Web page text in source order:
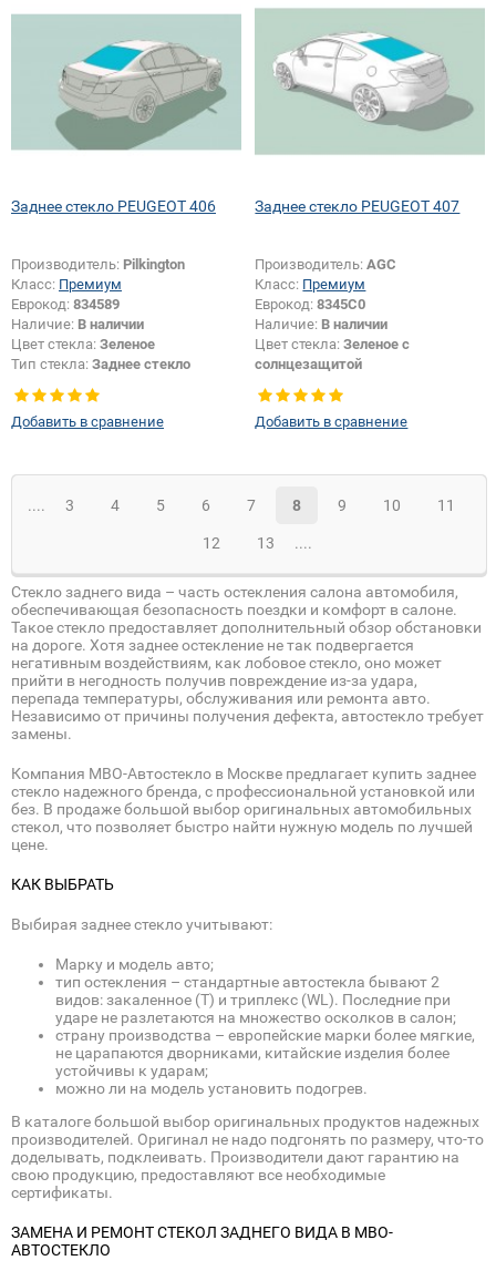
Заднее стекло PEUGEOT 406
Производитель: Pilkington
Класс: Премиум
Еврокод: 834589
Наличие: В наличии
Цвет стекла: Зеленое
Тип стекла: Заднее стекло
Добавить в сравнение
Заднее стекло PEUGEOT 407
Производитель:AGC
Класс: Премиум
Еврокод:8345C0
Наличие: В наличии
Цвет стекла:Зеленое с
солнцезащитой
Тип стекла:Заднее стекло
Добавить в сравнение
.... 3 4 5 6 7 8 9 10 11
12 13 ....
Стекло заднего вида – часть остекления салона автомобиля,
обеспечивающая безопасность поездки и комфорт в салоне.
Такое стекло предоставляет дополнительный обзор обстановки
на дороге. Хотя заднее остекление не так подвергается
негативным воздействиям, как лобовое стекло, оно может
прийти в негодность получив повреждение из-за удара,
перепада температуры, обслуживания или ремонта авто.
Независимо от причины получения дефекта, автостекло требует
замены.
Компания МВО-Автостекло в Москве предлагает купить заднее
стекло надежного бренда, с профессиональной установкой или
без. В продаже большой выбор оригинальных автомобильных
стекол, что позволяет быстро найти нужную модель по лучшей
цене.
КАК ВЫБРАТЬ
Выбирая заднее стекло учитывают:
Марку и модель авто;
тип остекления – стандартные автостекла бывают 2
видов: закаленное (Т) и триплекс (WL). Последние при
ударе не разлетаются на множество осколков в салон;
страну производства – европейские марки более мягкие,
не царапаются дворниками, китайские изделия более
устойчивы к ударам;
можно ли на модель установить подогрев.
В каталоге большой выбор оригинальных продуктов надежных
производителей. Оригинал не надо подгонять по размеру, что-то
доделывать, подклеивать. Производители дают гарантию на
свою продукцию, предоставляют все необходимые
сертификаты.
ЗАМЕНА И РЕМОНТ СТЕКОЛ ЗАДНЕГО ВИДА В МВО-
АВТОСТЕКЛО